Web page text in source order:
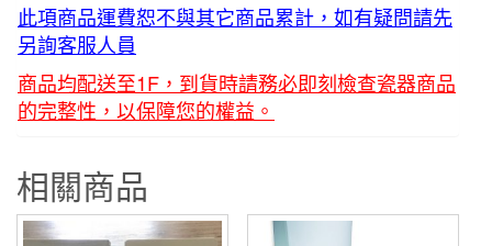
此項商品運費恕不與其它商品累計，如有疑問請先
另詢客服人員
商品均配送至1F，到貨時請務必即刻檢查瓷器商品
的完整性，以保障您的權益。
相關商品